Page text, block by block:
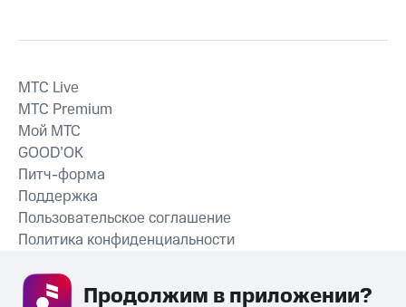
СКАЧАТЬ ПРИЛОЖЕНИЕ
MTС Live
MTС Premium
Мой МТС
GOOD’OK
Питч-форма
Поддержка
Пользовательское соглашение
Политика конфиденциальности